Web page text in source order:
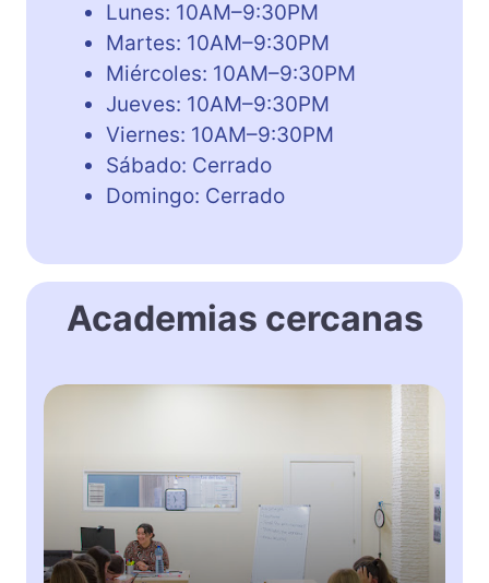
Lunes: 10AM–9:30PM
Martes: 10AM–9:30PM
Miércoles: 10AM–9:30PM
Jueves: 10AM–9:30PM
Viernes: 10AM–9:30PM
Sábado: Cerrado
Domingo: Cerrado
Academias cercanas
T
N